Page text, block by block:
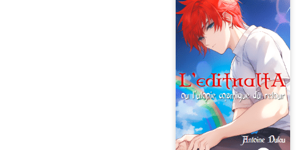
À la suite de nombreuses
péripéties bouleversantes,
Armand débarque sur la
planète Rette qui est en
difficulté. En effet, l’univers
social s’est substitué au
véritable univers. Coupés de la
vie, les Rettiens sont alors
obligés de vivre dans une bulle
qui leur est propre. Cet
événement les mènera-t-il à
l’épanouissement auquel ils
aspirent ?